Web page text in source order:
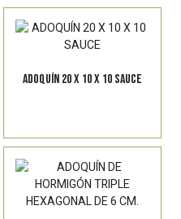
ADOQUÍN 20 X 10 X 10 SAUCE